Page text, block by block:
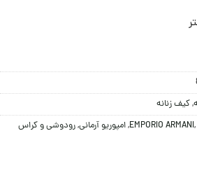
,کیف زنانه
EMPORIO ARMANI,
,امپوریو آرمانی,رودوشی و کراس